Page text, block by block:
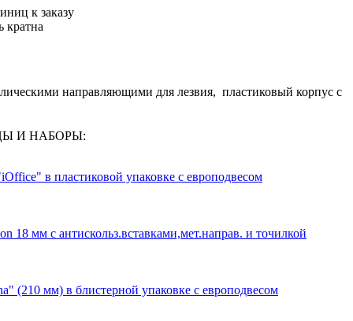
к заказу
кратна
направляющими для лезвия, пластиковый корпус с
И НАБОРЫ:
в пластиковой упаковке с европодвесом
мм с антискольз.вставками,мет.направ. и точилкой
(210 мм) в блистерной упаковке с европодвесом